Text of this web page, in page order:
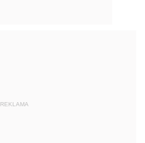
REKLAMA